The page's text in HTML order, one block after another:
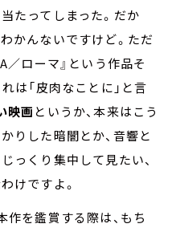
たってしまった。だか
かんないですけど。ただ
／ローマ』という作品そ
は「皮肉なことに」と言
映画 というか、本来はこう
りした暗闇とか、音響と
っくり集中して見たい、
けですよ。
作を鑑賞する際は、もち